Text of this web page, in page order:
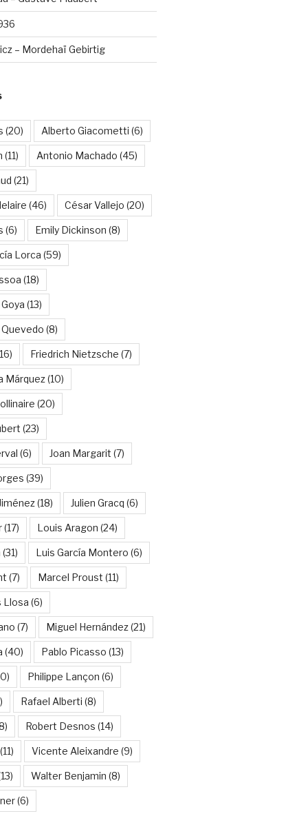
– Mordehaï Gebirtig
(20) Alberto Giacometti (6)
(11) Antonio Machado (45)
(21)
(46) César Vallejo (20)
(6) Emily Dickinson (8)
Lorca (59)
(18)
(13)
(8)
Friedrich Nietzsche (7)
Márquez(10)
(20)
(23)
(6) Joan Margarit (7)
(39)
(18) Julien Gracq (6)
(17) Louis Aragon (24)
(31) Luis García Montero (6)
(7) Marcel Proust (11)
Llosa (6)
(7) Miguel Hernández(21)
(40) Pablo Picasso (13)
Philippe Lançon (6)
Rafael Alberti (8)
Robert Desnos (14)
(11) Vicente Aleixandre (9)
Walter Benjamin (8)
(6)